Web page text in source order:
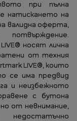
при пълна
натискането на
валидна оферта,
носят лична
от техния
LIVE®, които
се има предвид
и неизбежното
с бутона
от невнимание,
недостатъчно